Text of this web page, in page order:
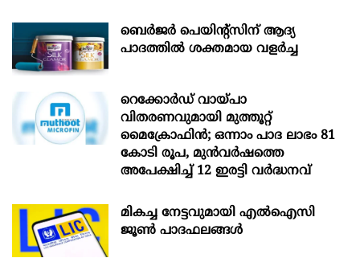
ബെർജർ പെയിന്റ്സിന് ആദ്യ
പാദത്തിൽ ശക്തമായ വളർച്ച
റെക്കോർഡ് വായ്പാ
വിതരണവുമായി മുത്തൂറ്റ്
മൈക്രോഫിൻ; ഒന്നാം പാദ ലാഭം 81
കോടി രൂപ, മുൻവർഷത്തെ
അപേക്ഷിച്ച് 12 ഇരട്ടി വർദ്ധനവ്
മികച്ച നേട്ടവുമായി എൽഐസി
ജൂൺ പാദഫലങ്ങൾ